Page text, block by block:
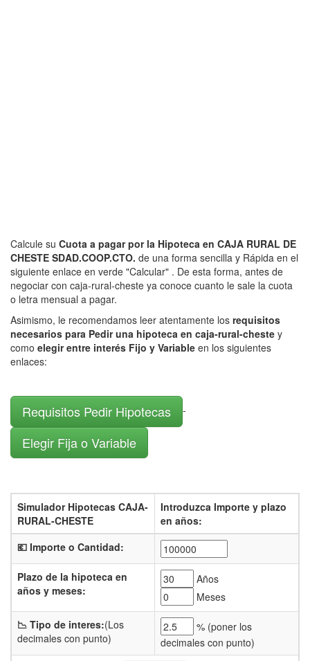
Calcule su Cuota a pagar por la Hipoteca en CAJA RURAL DE
CHESTE SDAD.COOP.CTO. de una forma sencilla y Rápida en el
siguiente enlace en verde "Calcular" . De esta forma, antes de
negociar con caja-rural-cheste ya conoce cuanto le sale la cuota
o letra mensual a pagar.
Asimismo, le recomendamos leer atentamente los requisitos
necesarios para Pedir una hipoteca en caja-rural-cheste y
como elegir entre interés Fijo y Variable en los siguientes
enlaces:
Requisitos Pedir Hipotecas -
Elegir Fija o Variable
Simulador Hipotecas CAJA-
RURAL-CHESTE
Introduzca Importe y plazo
en años:
💶 Importe o Cantidad:
Plazo de la hipoteca en
años y meses:
Años
Meses
📉 Tipo de interes:(Los
decimales con punto)
% (poner los
decimales con punto)